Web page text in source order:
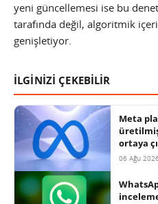
yeni güncellemesi ise bu
tarafında değil, algoritmik
genişletiyor.
İLGİNİZİ ÇEKEBİLİR
Meta
ortaya
06 Ağu 2026